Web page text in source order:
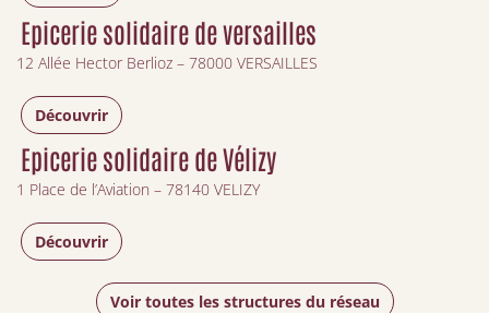
Epicerie solidaire de versailles
12 Allée Hector Berlioz – 78000 VERSAILLES
Découvrir
Epicerie solidaire de Vélizy
1 Place de l’Aviation – 78140 VELIZY
Découvrir
Voir toutes les structures du réseau